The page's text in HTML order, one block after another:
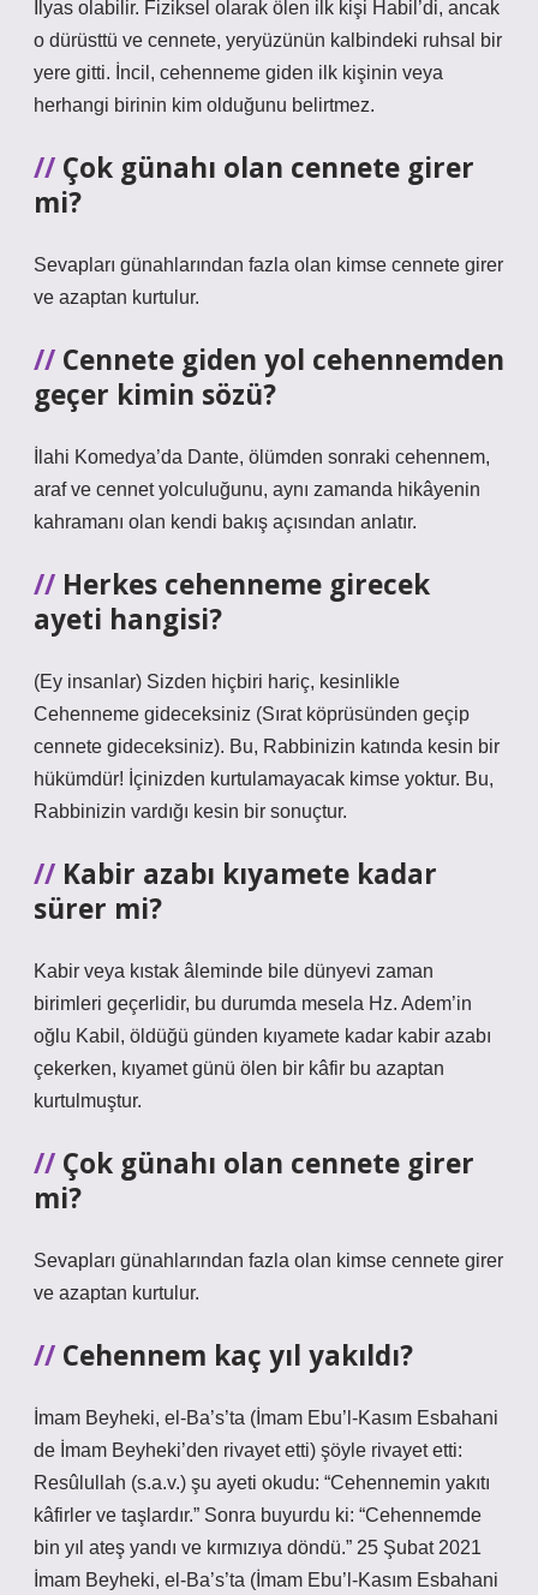
İlyas olabilir. Fiziksel olarak ölen ilk kişi Habil’di, ancak
o dürüsttü ve cennete, yeryüzünün kalbindeki ruhsal bir
yere gitti. İncil, cehenneme giden ilk kişinin veya
herhangi birinin kim olduğunu belirtmez.
Çok günahı olan cennete girer
mi?
Sevapları günahlarından fazla olan kimse cennete girer
ve azaptan kurtulur.
Cennete giden yol cehennemden
geçer kimin sözü?
İlahi Komedya’da Dante, ölümden sonraki cehennem,
araf ve cennet yolculuğunu, aynı zamanda hikâyenin
kahramanı olan kendi bakış açısından anlatır.
Herkes cehenneme girecek
ayeti hangisi?
(Ey insanlar) Sizden hiçbiri hariç, kesinlikle
Cehenneme gideceksiniz (Sırat köprüsünden geçip
cennete gideceksiniz). Bu, Rabbinizin katında kesin bir
hükümdür! İçinizden kurtulamayacak kimse yoktur. Bu,
Rabbinizin vardığı kesin bir sonuçtur.
Kabir azabı kıyamete kadar
sürer mi?
Kabir veya kıstak âleminde bile dünyevi zaman
birimleri geçerlidir, bu durumda mesela Hz. Adem’in
oğlu Kabil, öldüğü günden kıyamete kadar kabir azabı
çekerken, kıyamet günü ölen bir kâfir bu azaptan
kurtulmuştur.
Çok günahı olan cennete girer
mi?
Sevapları günahlarından fazla olan kimse cennete girer
ve azaptan kurtulur.
Cehennem kaç yıl yakıldı?
İmam Beyheki, el-Ba’s’ta (İmam Ebu’l-Kasım Esbahani
de İmam Beyheki’den rivayet etti) şöyle rivayet etti:
Resûlullah (s.a.v.) şu ayeti okudu: “Cehennemin yakıtı
kâfirler ve taşlardır.” Sonra buyurdu ki: “Cehennemde
bin yıl ateş yandı ve kırmızıya döndü.” 25 Şubat 2021
İmam Beyheki, el-Ba’s’ta (İmam Ebu’l-Kasım Esbahani